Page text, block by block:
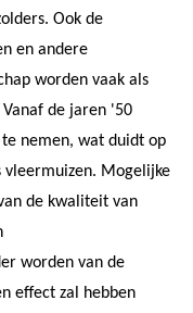
Ook de
en andere
worden vaak als
de jaren '50
nemen, wat duidt op
vleermuizen. Mogelijke
de kwaliteit van
worden van de
effect zal hebben